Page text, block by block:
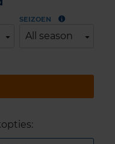
SEIZOEN
All season